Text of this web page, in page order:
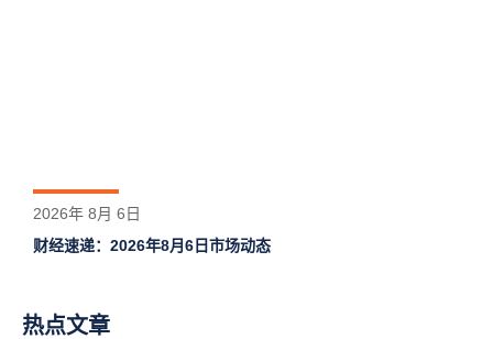
2026年 8月 6日
财经速递：2026年8月6日市场动态
热点文章